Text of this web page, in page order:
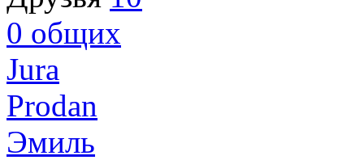
0 общих
Jura
Prodan
Эмиль